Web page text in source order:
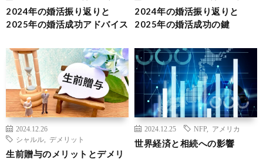
2024年の婚活振り返りと
2025年の婚活成功アドバイス
2024年の婚活振り返りと
2025年の婚活成功の鍵
2024.12.26
シャルル
デメリット
生前贈与のメリットとデメリ
2024.12.25 NFP アメリカ
世界経済と相続への影響